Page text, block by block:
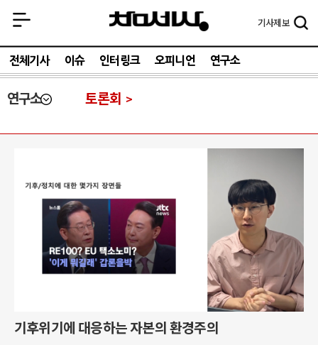
기사제보
전체기사 이슈 인터링크 오피니언 연구소
연구소 토론회
기후위기에 대응하는 자본의 환경주의